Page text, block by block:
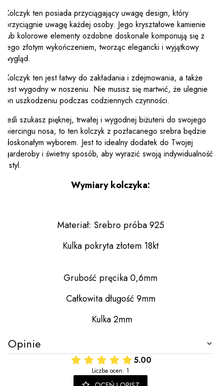
Kolczyk ten posiada przyciągający uwagę design, który
przyciągnie uwagę każdej osoby. Jego kryształowe kamienie
lub kolorowe elementy ozdobne doskonale komponują się z
jego złotym wykończeniem, tworząc elegancki i wyjątkowy
wygląd.
Kolczyk ten jest łatwy do zakładania i zdejmowania, a także
jest wygodny w noszeniu. Nie musisz się martwić, że ulegnie
on uszkodzeniu podczas codziennych czynności.
Jeśli szukasz pięknej, trwałej i wygodnej biżuterii do swojego
piercingu nosa, to ten kolczyk z pozłacanego srebra będzie
doskonałym wyborem. Jest to idealny dodatek do Twojej
garderoby i świetny sposób, aby wyrazić swoją indywidualność
i styl.
Wymiary kolczyka:
Materiał: Srebro próba 925
Kulka pokryta złotem 18kt
Grubość pręcika 0,6mm
Całkowita długość 9mm
Kulka 2mm
Opinie
5.00
Liczba ocen: 1